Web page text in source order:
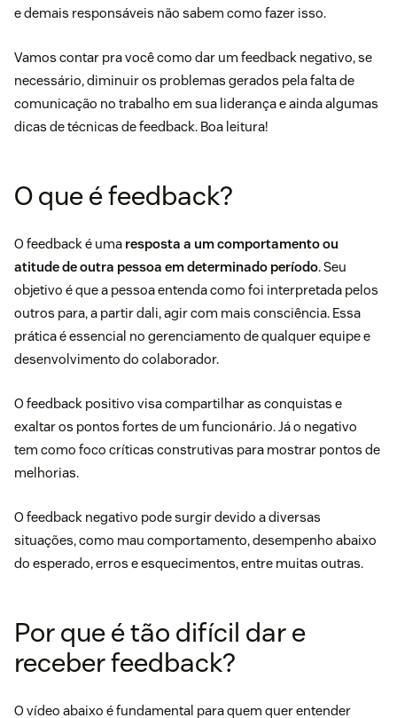
e demais responsáveis não sabem como fazer isso.
Vamos contar pra você como dar um feedback negativo, se
necessário, diminuir os problemas gerados pela falta de
comunicação no trabalho em sua liderança e ainda algumas
dicas de técnicas de feedback. Boa leitura!
O que é feedback?
O feedback é uma resposta a um comportamento ou
atitude de outra pessoa em determinado período. Seu
objetivo é que a pessoa entenda como foi interpretada pelos
outros para, a partir dali, agir com mais consciência. Essa
prática é essencial no gerenciamento de qualquer equipe e
desenvolvimento do colaborador.
O feedback positivo visa compartilhar as conquistas e
exaltar os pontos fortes de um funcionário. Já o negativo
tem como foco críticas construtivas para mostrar pontos de
melhorias.
O feedback negativo pode surgir devido a diversas
situações, como mau comportamento, desempenho abaixo
do esperado, erros e esquecimentos, entre muitas outras.
Por que é tão difícil dar e
receber feedback?
O vídeo abaixo é fundamental para quem quer entender